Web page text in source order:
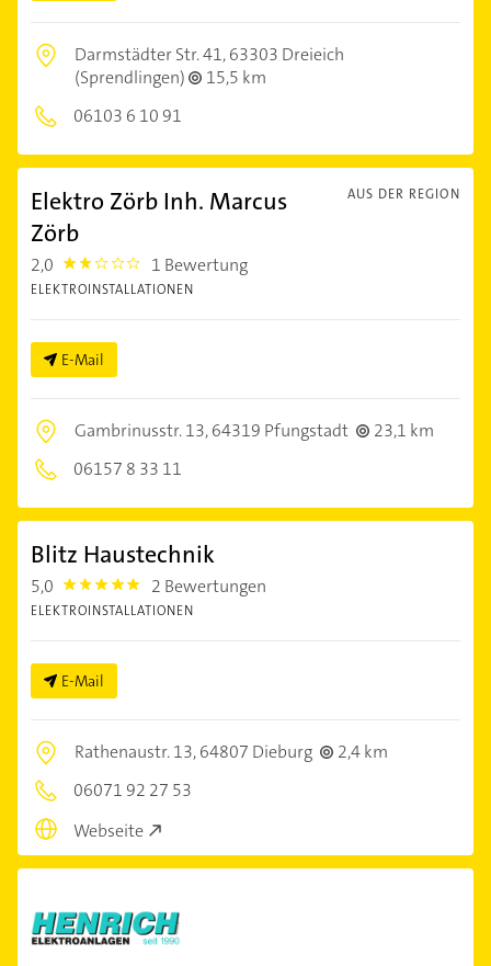
Darmstädter Str. 41,63303 Dreieich
(Sprendlingen)
15,5 km
06103 6 10 91
AUS DER REGION
Elektro Zörb Inh. Marcus
Zörb
2,0 2.0 1 Bewertung
ELEKTROINSTALLATIONEN
E-Mail
Gambrinusstr. 13,64319 Pfungstadt
23,1 km
06157 8 33 11
Blitz Haustechnik
5,0 5.0 2 Bewertungen
ELEKTROINSTALLATIONEN
E-Mail
Rathenaustr. 13,64807 Dieburg
2,4 km
06071 92 27 53
Webseite